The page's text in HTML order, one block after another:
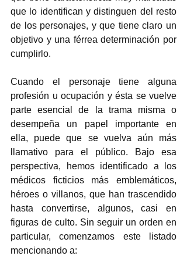
que lo identifican y distinguen del resto
de los personajes, y que tiene claro un
objetivo y una férrea determinación por
cumplirlo.
Cuando el personaje tiene alguna
profesión u ocupación y ésta se vuelve
parte esencial de la trama misma o
desempeña un papel importante en
ella, puede que se vuelva aún más
llamativo para el público. Bajo esa
perspectiva, hemos identificado a los
médicos ficticios más emblemáticos,
héroes o villanos, que han trascendido
hasta convertirse, algunos, casi en
figuras de culto. Sin seguir un orden en
particular, comenzamos este listado
mencionando a: